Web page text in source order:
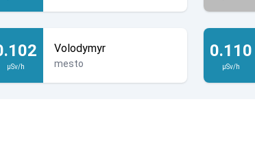
µSv/h
Volodymyr
mesto
0.110
µSv/h